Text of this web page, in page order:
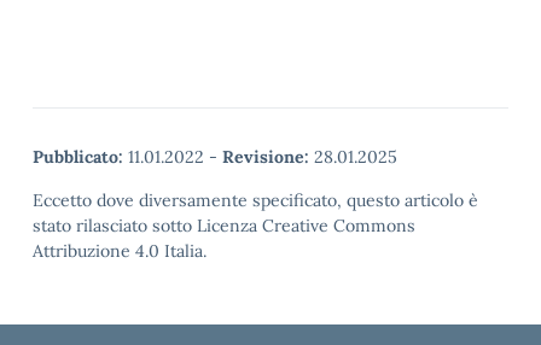
Pubblicato: 11.01.2022 - Revisione: 28.01.2025
Eccetto dove diversamente specificato, questo articolo è
stato rilasciato sotto Licenza Creative Commons
Attribuzione 4.0 Italia.